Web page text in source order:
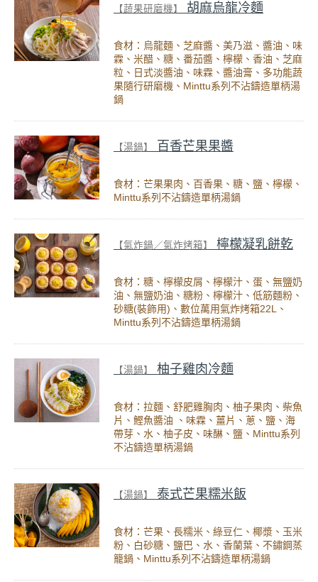
【蔬果研磨機】 胡麻烏龍冷麵
食材：烏龍麵、芝麻醬、美乃滋、醬油、味
霖、米醋、糖、番茄醬、檸檬、香油、芝麻
粒、日式淡醬油、味霖、醬油膏、多功能蔬
果隨行研磨機、Minttu系列不沾鑄造單柄湯
鍋
【湯鍋】 百香芒果果醬
食材：芒果果肉、百香果、糖、鹽、檸檬、
Minttu系列不沾鑄造單柄湯鍋
【氣炸鍋／氣炸烤箱】 檸檬凝乳餅乾
食材：糖、檸檬皮屑、檸檬汁、蛋、無鹽奶
油、無鹽奶油、糖粉、檸檬汁、低筋麵粉、
砂糖(裝飾用)、數位萬用氣炸烤箱22L、
Minttu系列不沾鑄造單柄湯鍋
【湯鍋】 柚子雞肉冷麵
食材：拉麵、舒肥雞胸肉、柚子果肉、柴魚
片、鰹魚醬油 、味霖、薑片、蔥、鹽、海
帶芽、水、柚子皮、味醂、鹽、Minttu系列
不沾鑄造單柄湯鍋
【湯鍋】 泰式芒果糯米飯
食材：芒果、長糯米、綠豆仁、椰漿、玉米
粉、白砂糖、鹽巴、水、香蘭葉、不鏽鋼蒸
籠鍋、Minttu系列不沾鑄造單柄湯鍋